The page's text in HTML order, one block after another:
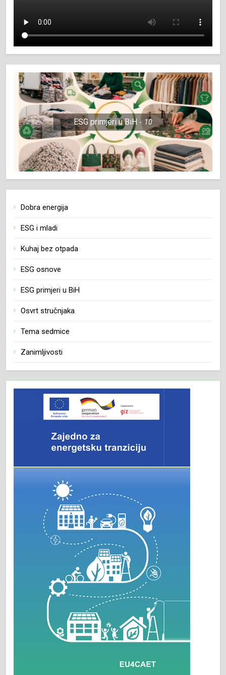
ESG primjeri u BiH 10
Dobra energija
ESG i mladi
Kuhaj bez otpada
ESG osnove
ESG primjeri u BiH
Osvrt stručnjaka
Tema sedmice
Zanimljivosti